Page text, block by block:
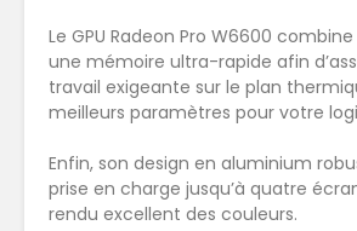
Le GPU Radeon Pro W6600
une mémoire ultra-rapide afin
travail exigeante sur le plan
meilleurs paramètres pour votre
Enfin, son design en aluminium
prise en charge jusqu’à quatre
rendu excellent des couleurs.